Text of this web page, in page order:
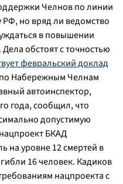
Челнов по линии
но вряд ли ведомство
в повышении
обстоят с точностью
февральский доклад
Набережным Челнам
автоинспектор,
года, сообщил, что
допустимую
БКАД
на уровне 12 смертей в
16 человек. Кадиков
нацпроекта с